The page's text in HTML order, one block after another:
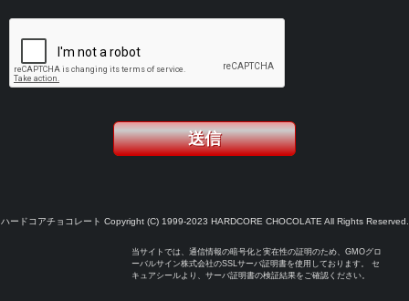
ハードコアチョコレート Copyright (C) 1999-2023 HARDCORE CHOCOLATE All Rights Reserved.
当サイトでは、通信情報の暗号化と実在性の証明のため、GMOグロ
ーバルサイン株式会社のSSLサーバ証明書を使用しております。 セ
キュアシールより、サーバ証明書の検証結果をご確認ください。